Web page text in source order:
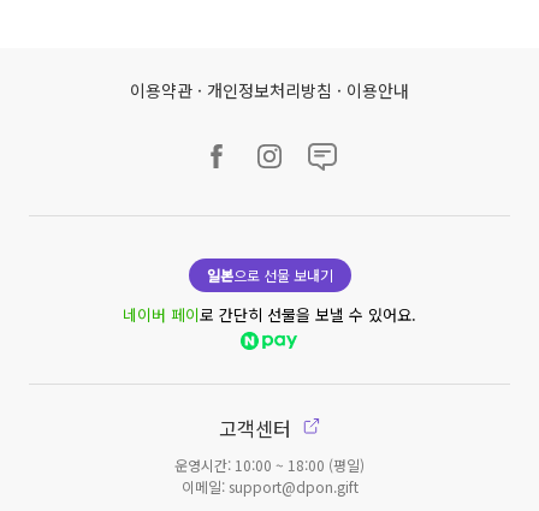
이용약관 · 개인정보처리방침 · 이용안내
일본으로 선물 보내기
네이버 페이로 간단히 선물을 보낼 수 있어요.
고객센터
운영시간: 10:00 ~ 18:00 (평일)
이메일: support@dpon.gift